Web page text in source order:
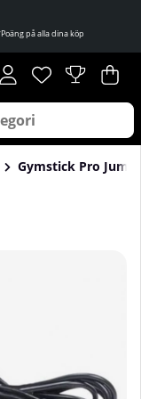
Poäng på alla dina köp
Önskelista
Antal i
. .
Gymstick Pro Jump